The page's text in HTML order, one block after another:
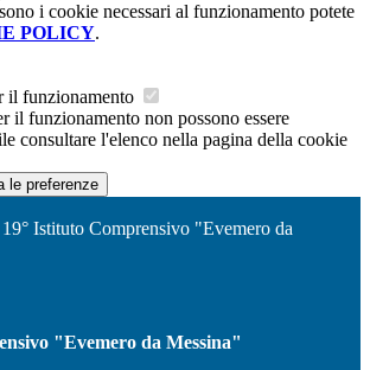
i cookie necessari al funzionamento potete
POLICY.
il funzionamento
il funzionamento non possono essere
consultare l'elenco nella pagina della cookie
le preferenze
19° Istituto Comprensivo "Evemero da
"Evemero da Messina"